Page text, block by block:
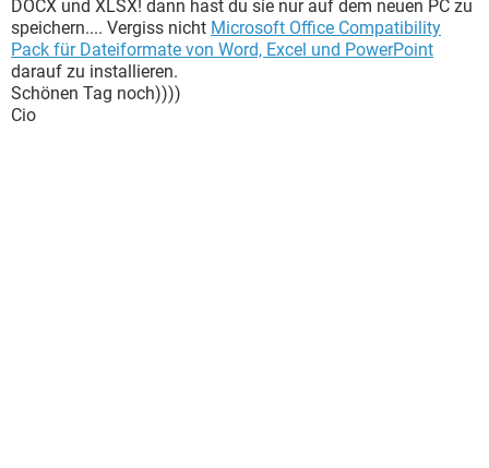
DOCX und XLSX! dann hast du sie nur auf dem neuen PC zu
speichern.... Vergiss nicht Microsoft Office Compatibility
Pack für Dateiformate von Word, Excel und PowerPoint
darauf zu installieren.
Schönen Tag noch))))
Cio